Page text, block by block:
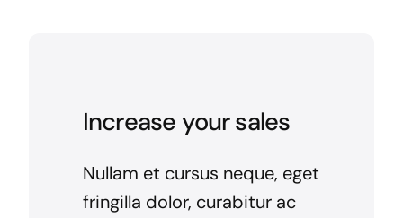
Increase your sales
Nullam et cursus neque, eget
fringilla dolor, curabitur ac